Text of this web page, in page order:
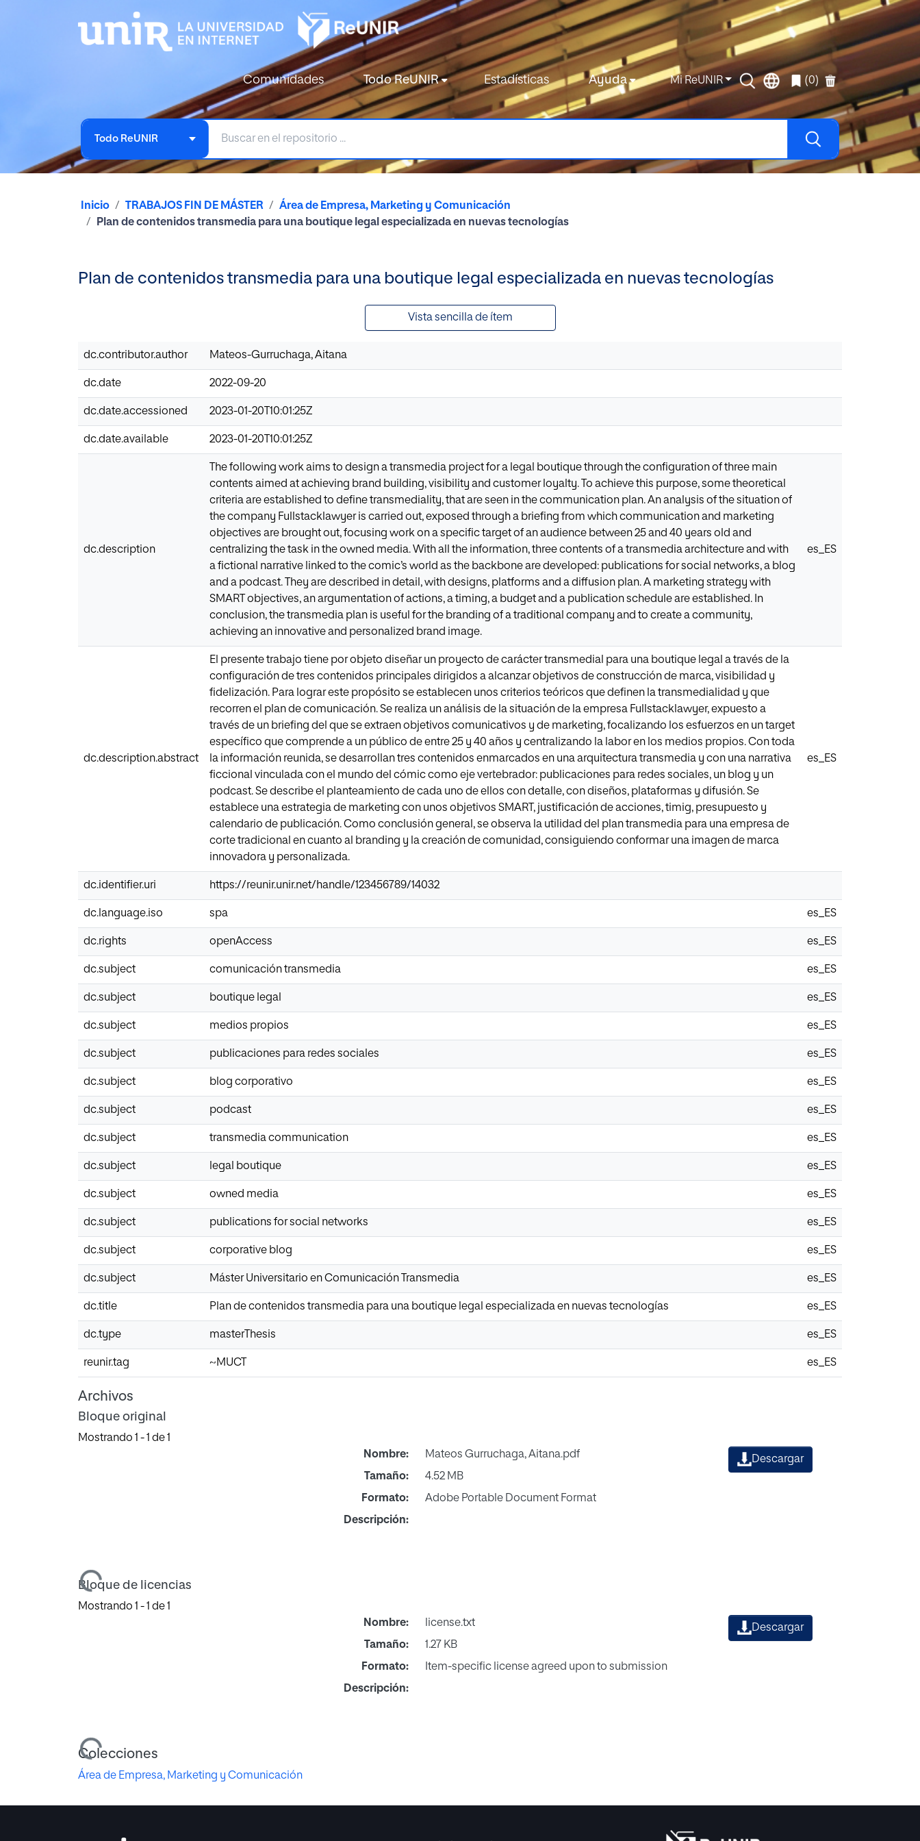
Comunidades Todo ReUNIR Estadísticas Ayuda Mi ReUNIR (0)
Todo ReUNIR
Inicio TRABAJOS FIN DE MÁSTER
Área de Empresa, Marketing y Comunicación
Plan de contenidos transmedia para una boutique legal especializada en nuevas tecnologías
Plan de contenidos transmedia para una boutique legal especializada en nuevas tecnologías
Vista sencilla de ítem
dc.contributor.author Mateos-Gurruchaga, Aitana
dc.date 2022-09-20
dc.date.accessioned 2023-01-20T10:01:25Z
dc.date.available 2023-01-20T10:01:25Z
dc.description
The following work aims to design a transmedia project for a legal boutique through the configuration of three main
contents aimed at achieving brand building, visibility and customer loyalty. To achieve this purpose, some theoretical
criteria are established to define transmediality, that are seen in the communication plan. An analysis of the situation of
the company Fullstacklawyer is carried out, exposed through a briefing from which communication and marketing
objectives are brought out, focusing work on a specific target of an audience between 25 and 40 years old and
centralizing the task in the owned media. With all the information, three contents of a transmedia architecture and with
a fictional narrative linked to the comic’s world as the backbone are developed: publications for social networks, a blog
and a podcast. They are described in detail, with designs, platforms and a diffusion plan. A marketing strategy with
SMART objectives, an argumentation of actions, a timing, a budget and a publication schedule are established. In
conclusion, the transmedia plan is useful for the branding of a traditional company and to create a community,
achieving an innovative and personalized brand image.
es_ES
dc.description.abstract
El presente trabajo tiene por objeto diseñar un proyecto de carácter transmedial para una boutique legal a través de la
configuración de tres contenidos principales dirigidos a alcanzar objetivos de construcción de marca, visibilidad y
fidelización. Para lograr este propósito se establecen unos criterios teóricos que definen la transmedialidad y que
recorren el plan de comunicación. Se realiza un análisis de la situación de la empresa Fullstacklawyer, expuesto a
través de un briefing del que se extraen objetivos comunicativos y de marketing, focalizando los esfuerzos en un target
específico que comprende a un público de entre 25 y 40 años y centralizando la labor en los medios propios. Con toda
la información reunida, se desarrollan tres contenidos enmarcados en una arquitectura transmedia y con una narrativa
ficcional vinculada con el mundo del cómic como eje vertebrador: publicaciones para redes sociales, un blog y un
podcast. Se describe el planteamiento de cada uno de ellos con detalle, con diseños, plataformas y difusión. Se
establece una estrategia de marketing con unos objetivos SMART, justificación de acciones, timig, presupuesto y
calendario de publicación. Como conclusión general, se observa la utilidad del plan transmedia para una empresa de
corte tradicional en cuanto al branding y la creación de comunidad, consiguiendo conformar una imagen de marca
innovadora y personalizada.
es_ES
dc.identifier.uri https://reunir.unir.net/handle/123456789/14032
dc.language.iso spa es_ES
dc.rights openAccess es_ES
dc.subject comunicación transmedia es_ES
dc.subject boutique legal es_ES
dc.subject medios propios es_ES
dc.subject publicaciones para redes sociales es_ES
dc.subject blog corporativo es_ES
dc.subject podcast es_ES
dc.subject transmedia communication es_ES
dc.subject legal boutique es_ES
dc.subject owned media es_ES
dc.subject publications for social networks es_ES
dc.subject corporative blog es_ES
dc.subject Máster Universitario en Comunicación Transmedia es_ES
dc.title Plan de contenidos transmedia para una boutique legal especializada en nuevas tecnologías es_ES
dc.type masterThesis es_ES
reunir.tag ~MUCT es_ES
Archivos
Bloque original
Mostrando 1 - 1 de 1
Cargando...
Nombre:
Mateos Gurruchaga, Aitana.pdf
Tamaño:
4.52 MB
Formato:
Adobe Portable Document Format
Descripción:
Descargar
Bloque de licencias
Mostrando 1 - 1 de 1
Cargando...
Nombre:
license.txt
Tamaño:
1.27 KB
Formato:
Item-specific license agreed upon to submission
Descripción:
Descargar
Colecciones
Área de Empresa, Marketing y Comunicación